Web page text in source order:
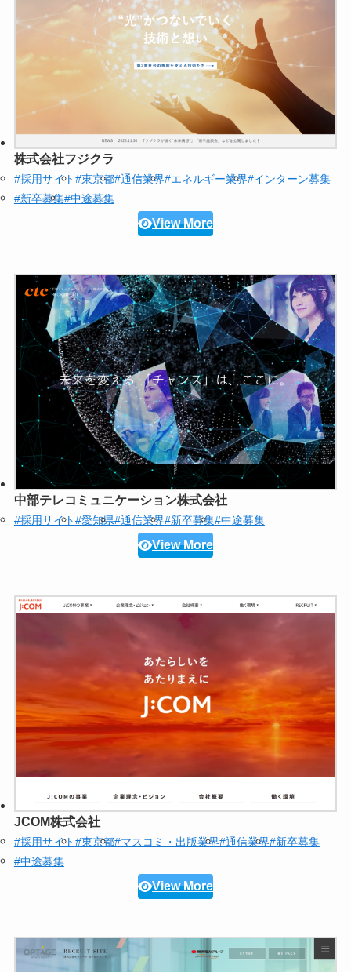
株式会社フジクラ
#採用サイト#東京都#通信業界#エネルギー業界#インターン募集
#新卒募集#中途募集
View More
中部テレコミュニケーション株式会社
#採用サイト#愛知県#通信業界#新卒募集#中途募集
View More
JCOM株式会社
#採用サイト#東京都#マスコミ・出版業界#通信業界#新卒募集
#中途募集
View More